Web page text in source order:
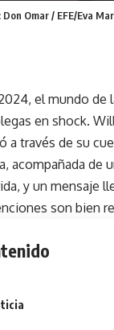
Omar / EFE/Eva
el mundo
en shock.
a través de su
acompañada de
y un mensaje
son bien